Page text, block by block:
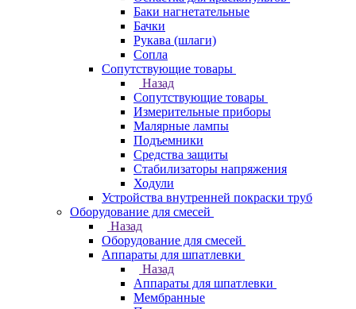
Баки нагнетательные
Бачки
Рукава (шлаги)
Сопла
Сопутствующие товары
Назад
Сопутствующие товары
Измерительные приборы
Малярные лампы
Подъемники
Средства защиты
Стабилизаторы напряжения
Ходули
Устройства внутренней покраски труб
Оборудование для смесей
Назад
Оборудование для смесей
Аппараты для шпатлевки
Назад
Аппараты для шпатлевки
Мембранные